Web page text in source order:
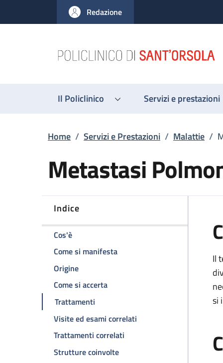
al contenuto principale
to footer content
Redazione
Il Policlinico Servizi e prestazioni
Briciole di pane
Home / Servizi e Prestazioni / Malattie /
Metastasi
Indice
Cos'èdella pagina Metastasi Polmonari
Come si manifestadella pagina Metastasi
Originedella pagina Metastasi Polmonari
Come si accertadella pagina Metastasi Polmonari
Trattamenti
Visite ed esami correlati
Trattamenti correlati della pagina Metastasi
Strutture coinvoltedella pagina Metastasi
Il
si